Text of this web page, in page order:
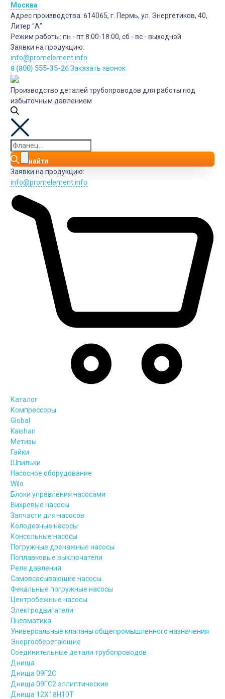
Москва
Адрес производства: 614065, г. Пермь, ул. Энергетиков, 40,
Литер “А”
Режим работы: пн - пт 8:00-18:00, сб - вс - выходной
Заявки на продукцию:
info@promelement.info
8 (800) 555-35-26Заказать звонок
Производство деталей трубопроводов для работы под
избыточным давлением
найти
Заявки на продукцию:
info@promelement.info
Каталог
Компрессоры
Global
Kaishan
Метизы
Гайки
Шпильки
Насосное оборудование
Wilo
Блоки управления насосами
Вихревые насосы
Запчасти для насосов
Колодезные насосы
Консольные насосы
Погружные дренажные насосы
Поплавковые выключатели
Реле давления
Самовсасывающие насосы
Фекальные погружные насосы
Центробежные насосы
Электродвигатели
Пневматика
Универсальные клапаны общепромышленного назначения
Энергосберегающие
Соединительные детали трубопроводов
Днища
Днища 09Г2С
Днища 09ГС2 эллиптические
Днища 12Х18Н10Т